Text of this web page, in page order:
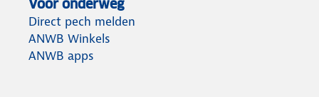
Voor onderweg
Direct pech melden
ANWB Winkels
ANWB apps